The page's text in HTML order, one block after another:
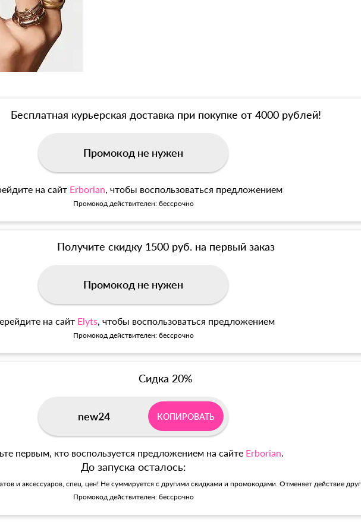
Бесплатная курьерская доставка при покупке от 4000 рублей!
Промокод не нужен
на сайт Erborian, чтобы воспользоваться предложением
Промокод действителен: бессрочно
Получите скидку 1500 руб. на первый заказ
Промокод не нужен
на сайт Elyts, чтобы воспользоваться предложением
Промокод действителен: бессрочно
Сидка 20%
new24 КОПИРОВАТЬ
первым, кто воспользуется предложением на сайте Erborian.
До запуска осталось:
и аксессуаров, спец. цен! Не суммируется с другими скидками и промокодами. Отменяет действие
Промокод действителен: бессрочно